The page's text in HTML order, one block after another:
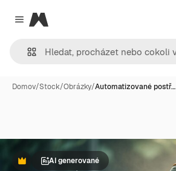
Close menu
Magnific
Domov/Stock/Obrázky/Automatizované postř…
PremiumAI generované